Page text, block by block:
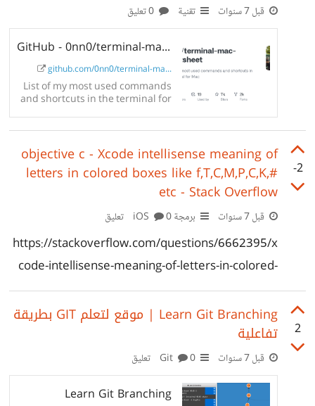
قبل 7 سنوات تقنية
GitHub - 0nn0/terminal-mac-cheatsheet: List of my most used commands and...
github.com/0nn0/terminal-ma...
List of my most used commands
and shortcuts in the terminal for
Mac - 0nn0/terminal-mac-
-2
objective c - Xcode intellisense meaning of
letters in colored boxes like f,T,C,M,P,C,K,#
etc - Stack Overflow
قبل 7 سنوات برمجة iOS0 تعليق
https://stackoverflow.com/questions/6662395/x
code-intellisense-meaning-of-letters-in-colored-
boxes-like-f-t-c-m-p-c-k-etc
2
Learn Git Branching | موقع لتعلم GIT بطريقة
تفاعلية
قبل 7 سنوات 0 تعليق
Learn Git Branching